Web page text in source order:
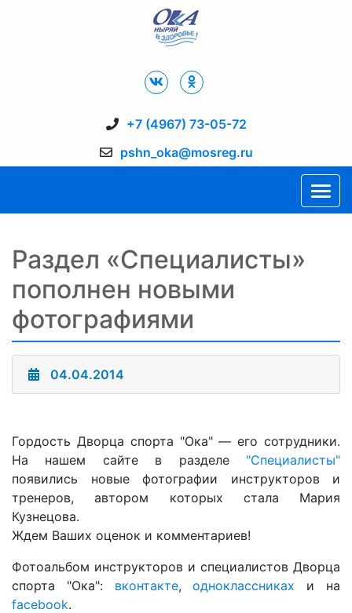
+7 (4967) 73-05-72
pshn_oka@mosreg.ru
Раздел «Специалисты»
пополнен новыми
фотографиями
04.04.2014
Гордость Дворца спорта "Ока" — его сотрудники.
На нашем сайте в разделе "Специалисты"
появились новые фотографии инструкторов и
тренеров, автором которых стала Мария
Кузнецова.
Ждем Ваших оценок и комментариев!
Фотоальбом инструкторов и специалистов Дворца
спорта "Ока": вконтакте,одноклассниках и на
facebook.